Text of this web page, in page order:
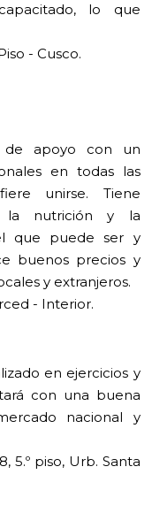
lo que
- Cusco.
de apoyo con un
en todas las
unirse. Tiene
la nutrición y la
que puede ser y
buenos precios y
y extranjeros.
- Interior.
en ejercicios y
con una buena
nacional y
5.º piso, Urb. Santa